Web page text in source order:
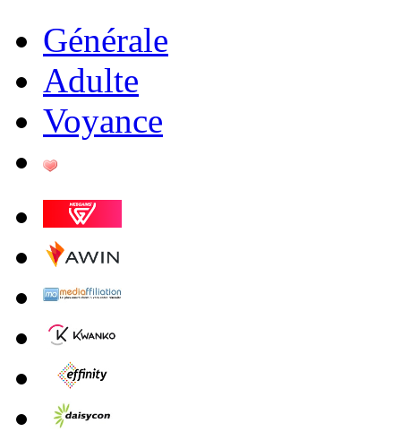
Générale
Adulte
Voyance